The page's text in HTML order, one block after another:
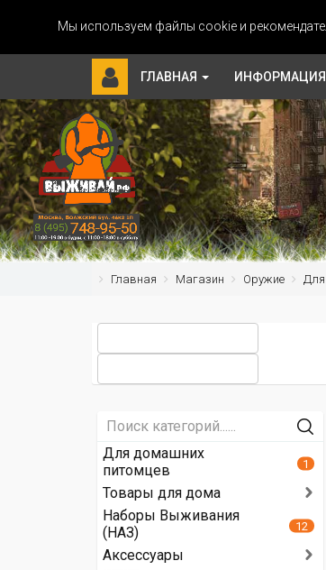
Мы используем файлы cookie и
ГЛАВНАЯ ИНФОРМАЦИЯ
Главная Магазин Оружие Для
Для домашних
питомцев
1
Товары для дома
Наборы Выживания
(НАЗ)
12
Аксессуары